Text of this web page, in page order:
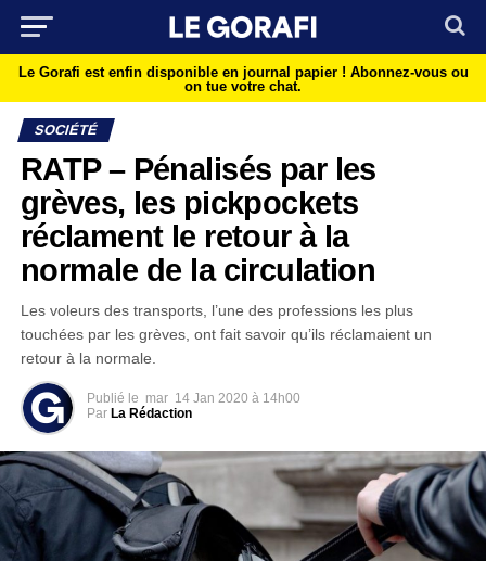
Le Gorafi est enfin disponible en journal papier ! Abonnez-vous ou
on tue votre chat.
SOCIÉTÉ
RATP – Pénalisés par les
grèves, les pickpockets
réclament le retour à la
normale de la circulation
Les voleurs des transports, l’une des professions les plus
touchées par les grèves, ont fait savoir qu’ils réclamaient un
retour à la normale.
Publié le mar 14 Jan 2020 à 14h00
Par La Rédaction